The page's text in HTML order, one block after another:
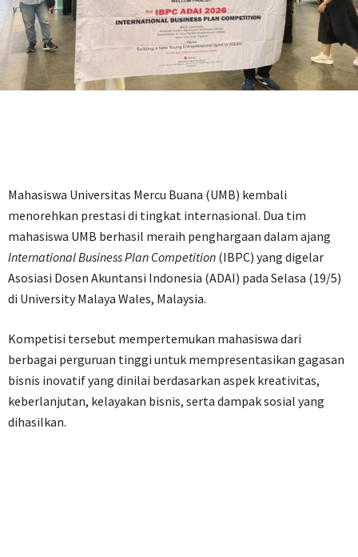
Mahasiswa Universitas Mercu Buana (UMB) kembali
menorehkan prestasi di tingkat internasional. Dua tim
mahasiswa UMB berhasil meraih penghargaan dalam ajang
International Business Plan Competition (IBPC) yang digelar
Asosiasi Dosen Akuntansi Indonesia (ADAI) pada Selasa (19/5)
di University Malaya Wales, Malaysia.
Kompetisi tersebut mempertemukan mahasiswa dari
berbagai perguruan tinggi untuk mempresentasikan gagasan
bisnis inovatif yang dinilai berdasarkan aspek kreativitas,
keberlanjutan, kelayakan bisnis, serta dampak sosial yang
dihasilkan.